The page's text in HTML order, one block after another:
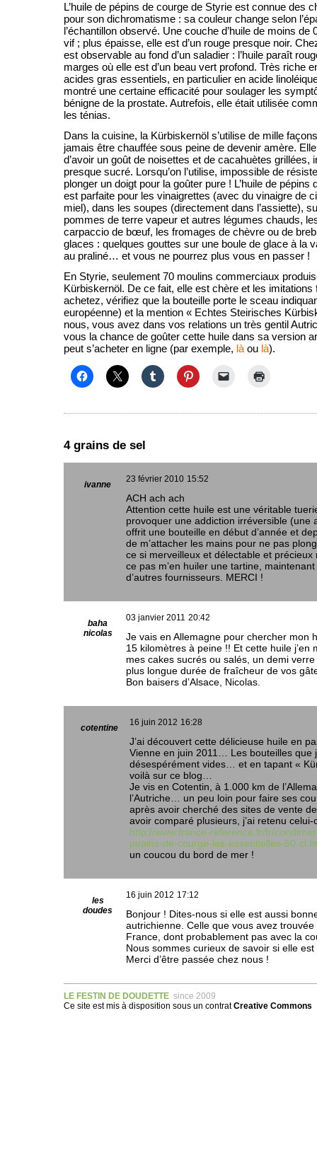
L’huile de pépins de courge de Styrie est connue des
pour son dichromatisme : sa couleur change selon
l’échantillon observé. Une couche d’huile de moins
vif ; plus épaisse, elle est d’un rouge presque noir.
est observable au fond d’un saladier : l’huile paraît
marges où elle est d’un beau vert profond. Très riche
acides gras essentiels, en particulier en acide
montré une certaine efficacité pour soulager les
bénigne de la prostate. Autrefois, elle était utilisée
les ténias.
Dans la cuisine, la Kürbiskernöl s’utilise de mille
jamais être chauffée sous peine de devenir amère.
d’avoir un goût de noisettes et de cacahuètes grillées,
presque sucré. Lorsqu’on l’utilise, impossible de
plonger un doigt pour la goûter pure ! L’huile de pépins
est parfaite pour les vinaigrettes (avec du vinaigre de
miel), dans les soupes (directement dans l’assiette),
pommes de terre vapeur et autres légumes chauds,
carpaccio de bœuf, les fromages de chèvre ou de
glaces : quelques gouttes sur une boule de glace à la
au praliné… et vous ne pourrez plus vous en passer !
En Styrie, seulement 70 moulins commerciaux
Kürbiskernöl. De ce fait, elle est chère et les
achetez, vérifiez que la bouteille porte le sceau
européenne) et la mention « Echtes Steirisches
nous, vous avez dans vos relations un très gentil
vous la chance de goûter cette huile dans sa version
peut s’acheter en ligne (par exemple, là ou là).
4 grains de sel
ivanne
23 février 2010 15:52
ACH ach ach
Attention cette huile est une véritable
provoquer une addiction irréversible (une
offrit une bouteille en début d’année et
de m’attacher les mains pour ne pas
ce si merveilleux et délectable et précieux
ce pas m’en huiler une tartine, maintenant
d’autres fournisseurs. MERCI !
baha
nicolas
03 janvier 2011 20:42
Je vais en Allemagne pour chercher mon
15 kilomètres à peine !! Et cette huile j’en
mes cakes sucrés ou salés, un demi verre
plus longue durée de fraîcheur de vos
Bon baisers d’Alsace, Nicolas.
cotentine
16 juin 2012 16:28
J’ai découvert cette délicieuse huile en
Vienne en juin 2011… Les bouteilles que
désespérément vides… et en tapant «
voilà sur ce blog…
Je vis en Cotentin, à 1.000 km de
l’Autriche… un peu loin pour faire ses
après avoir cherché des sites de vente
avoir comparé plusieurs, j’ai retenu celui-
http://www.france-reference.fr/fr/
pepins-de-courge-les-essentielles-50-
un coucou du bord de mer !
les
doudes
16 juin 2012 17:12
Bonjour ! Dites-nous si elle est aussi
autrichienne. Celle que vous avez
France, dont probablement pas avec la
Nous sommes curieux de savoir si elle
Merci d’être passée chez nous !
LE FESTIN DE DOUDETTE since 2009
Ce site est mis à disposition sous un contratCreative Commons